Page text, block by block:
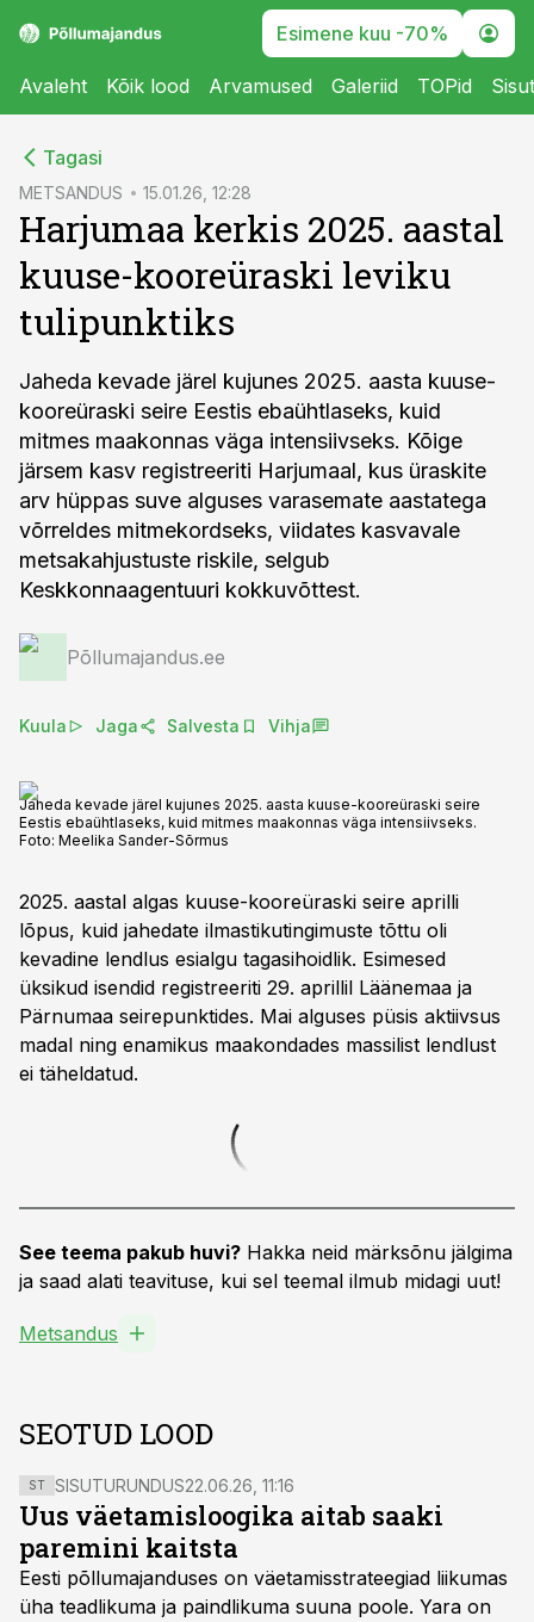
Esimene kuu -70%
Avaleht Kõik lood Arvamused Galeriid TOPid
Tagasi
METSANDUS 15.01.26, 12:28
Harjumaa kerkis 2025. aastal
kuuse-kooreüraski leviku
tulipunktiks
Jaheda kevade järel kujunes 2025. aasta kuuse-
kooreüraski seire Eestis ebaühtlaseks, kuid
mitmes maakonnas väga intensiivseks. Kõige
järsem kasv registreeriti Harjumaal, kus üraskite
arv hüppas suve alguses varasemate aastatega
võrreldes mitmekordseks, viidates kasvavale
metsakahjustuste riskile, selgub
Keskkonnaagentuuri kokkuvõttest.
Põllumajandus.ee
Kuula Jaga Salvesta Vihja
Jaheda kevade järel kujunes 2025. aasta kuuse-kooreüraski seire
Eestis ebaühtlaseks, kuid mitmes maakonnas väga intensiivseks.
Foto: Meelika Sander-Sõrmus
2025. aastal algas kuuse-kooreüraski seire aprilli
lõpus, kuid jahedate ilmastikutingimuste tõttu oli
kevadine lendlus esialgu tagasihoidlik. Esimesed
üksikud isendid registreeriti 29. aprillil Läänemaa ja
Pärnumaa seirepunktides. Mai alguses püsis aktiivsus
madal ning enamikus maakondades massilist lendlust
ei täheldatud.
See teema pakub huvi? Hakka neid märksõnu jälgima
ja saad alati teavituse, kui sel teemal ilmub midagi uut!
Metsandus
SEOTUD LOOD
ST SISUTURUNDUS22.06.26, 11:16
Uus väetamisloogika aitab saaki
paremini kaitsta
Eesti põllumajanduses on väetamisstrateegiad liikumas
üha teadlikuma ja paindlikuma suuna poole. Yara on